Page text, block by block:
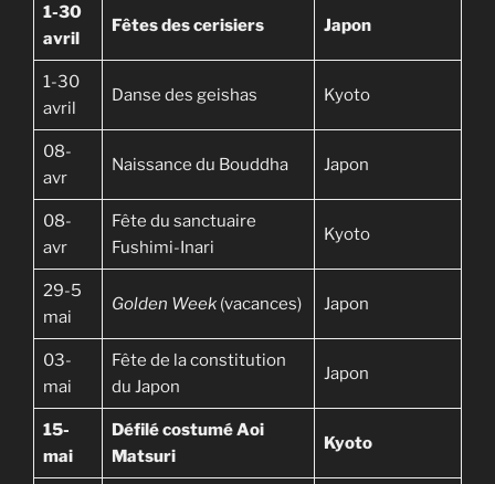
1-30
avril
Fêtes des cerisiers Japon
1-30
avril
Danse des geishas Kyoto
08-
avr
Naissance du Bouddha Japon
08-
avr
Fête du sanctuaire
Fushimi-Inari
Kyoto
29-5
mai
Golden Week(vacances) Japon
03-
mai
Fête de la constitution
du Japon
Japon
15-
mai
Défilé costumé Aoi
Matsuri
Kyoto